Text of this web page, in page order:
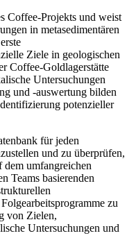
Coffee-Projekts und weist
in metasedimentären
Ziele in geologischen
Coffee-Goldlagerstätte
Untersuchungen
und -auswertung bilden
potenzieller
für jeden
und zu überprüfen,
umfangreichen
Teams basierenden
zu
von Zielen,
Untersuchungen und